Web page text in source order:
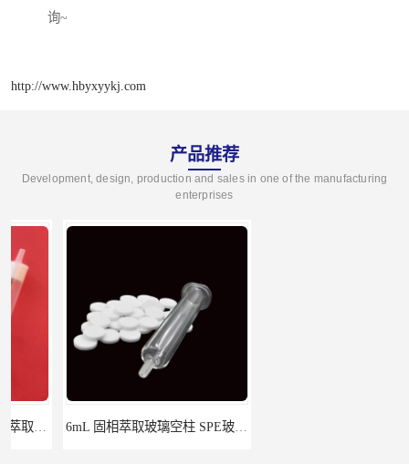
询~
http://www.hbyxyykj.com
产品推荐
Development, design, production and sales in one of the manufacturing
enterprises
6mL 固相萃取玻璃空柱 SPE玻璃空柱